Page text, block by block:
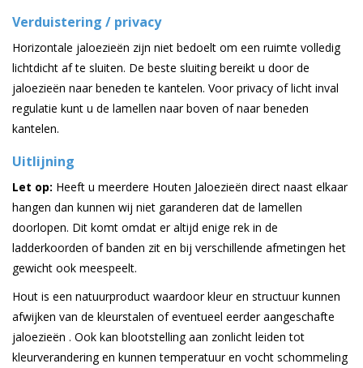
Verduistering / privacy
Horizontale jaloezieën zijn niet bedoelt om een ruimte volledig
lichtdicht af te sluiten. De beste sluiting bereikt u door de
jaloezieën naar beneden te kantelen. Voor privacy of licht inval
regulatie kunt u de lamellen naar boven of naar beneden
kantelen.
Uitlijning
Let op: Heeft u meerdere Houten Jaloezieën direct naast elkaar
hangen dan kunnen wij niet garanderen dat de lamellen
doorlopen. Dit komt omdat er altijd enige rek in de
ladderkoorden of banden zit en bij verschillende afmetingen het
gewicht ook meespeelt.
Hout is een natuurproduct waardoor kleur en structuur kunnen
afwijken van de kleurstalen of eventueel eerder aangeschafte
jaloezieën . Ook kan blootstelling aan zonlicht leiden tot
kleurverandering en kunnen temperatuur en vocht schommeling